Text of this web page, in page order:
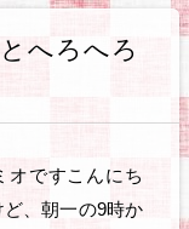
へろへろ
オですこんにち
、朝一の9時か